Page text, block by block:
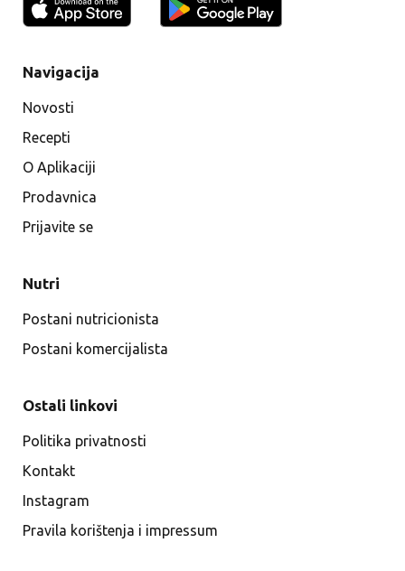
Navigacija
Novosti
Recepti
O Aplikaciji
Prodavnica
Prijavite se
Nutri
Postani nutricionista
Postani komercijalista
Ostali linkovi
Politika privatnosti
Kontakt
Instagram
Pravila korištenja i impressum